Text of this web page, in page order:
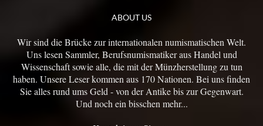
ABOUT US
Wir sind die Brücke zur internationalen numismatischen Welt.
Uns lesen Sammler, Berufsnumismatiker aus Handel und
Wissenschaft sowie alle, die mit der Münzherstellung zu tun
haben. Unsere Leser kommen aus 170 Nationen. Bei uns finden
Sie alles rund ums Geld - von der Antike bis zur Gegenwart.
Und noch ein bisschen mehr...